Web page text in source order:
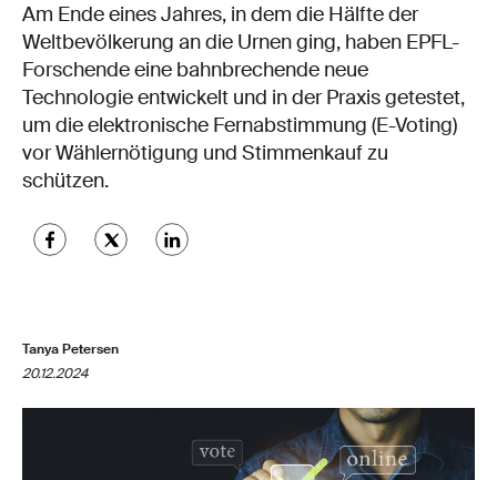
Am Ende eines Jahres, in dem die Hälfte der
Weltbevölkerung an die Urnen ging, haben EPFL-
Forschende eine bahnbrechende neue
Technologie entwickelt und in der Praxis getestet,
um die elektronische Fernabstimmung (E-Voting)
vor Wählernötigung und Stimmenkauf zu
schützen.
Tanya Petersen
20.12.2024